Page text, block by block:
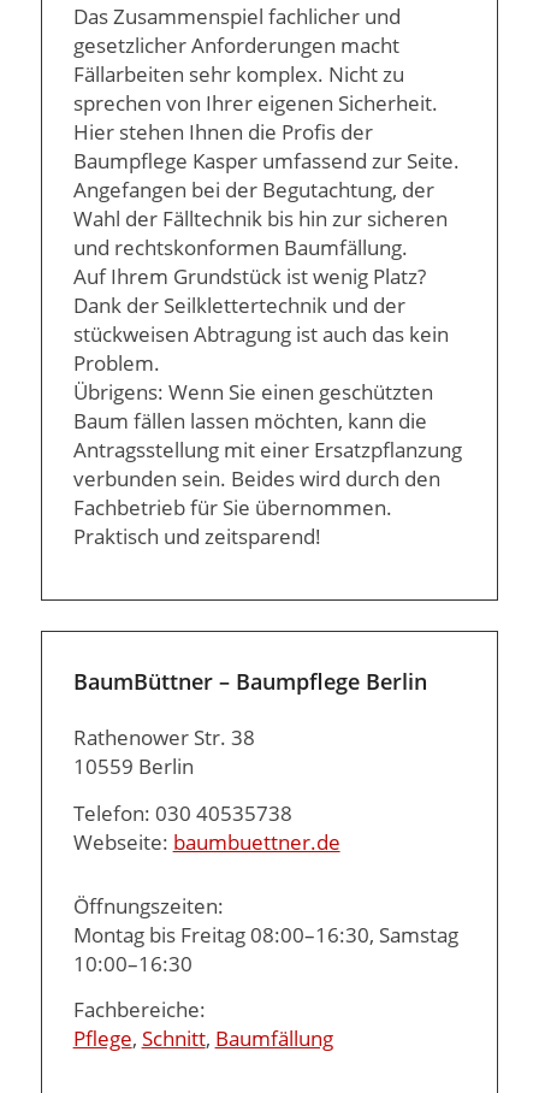
Das Zusammenspiel fachlicher und
gesetzlicher Anforderungen macht
Fällarbeiten sehr komplex. Nicht zu
sprechen von Ihrer eigenen Sicherheit.
Hier stehen Ihnen die Profis der
Baumpflege Kasper umfassend zur Seite.
Angefangen bei der Begutachtung, der
Wahl der Fälltechnik bis hin zur sicheren
und rechtskonformen Baumfällung.
Auf Ihrem Grundstück ist wenig Platz?
Dank der Seilklettertechnik und der
stückweisen Abtragung ist auch das kein
Problem.
Übrigens: Wenn Sie einen geschützten
Baum fällen lassen möchten, kann die
Antragsstellung mit einer Ersatzpflanzung
verbunden sein. Beides wird durch den
Fachbetrieb für Sie übernommen.
Praktisch und zeitsparend!
BaumBüttner – Baumpflege Berlin
Rathenower Str. 38
10559 Berlin
Telefon: 030 40535738
Webseite: baumbuettner.de
Öffnungszeiten:
Montag bis Freitag 08:00–16:30, Samstag
10:00–16:30
Fachbereiche:
Pflege, Schnitt, Baumfällung